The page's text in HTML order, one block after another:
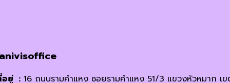
อยู่ : 16 ถนนรามคำแหง ซอยรามคำแหง 51/3 แขวงหัวหมาก เ